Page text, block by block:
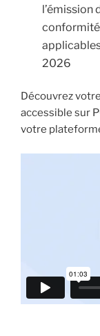
l’émission
conformité
2026
Découvrez
accessible sur
votre